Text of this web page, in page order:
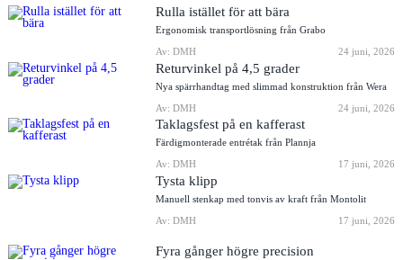
Rulla istället för att bära
Ergonomisk transportlösning från Grabo
Av: DMH
24 juni, 2026
Returvinkel på 4,5 grader
Nya spärrhandtag med slimmad konstruktion från Wera
Av: DMH
24 juni, 2026
Taklagsfest på en kafferast
Färdigmonterade entrétak från Plannja
Av: DMH
17 juni, 2026
Tysta klipp
Manuell stenkap med tonvis av kraft från Montolit
Av: DMH
17 juni, 2026
Fyra gånger högre precision